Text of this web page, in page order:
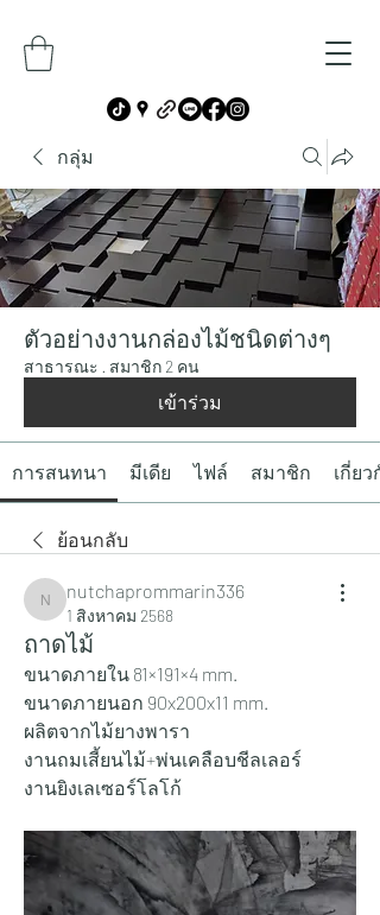
กลุ่ม
ตัวอย่างงานกล่องไม้ชนิดต่างๆ
สาธารณะ · สมาชิก 2 คน
เข้าร่วม
การสนทนา มีเดีย ไฟล์ สมาชิก เกี่ยว
ย้อนกลับ
nutchaprommarin336
nutchaprommarin336
1 สิงหาคม 2568
ถาดไม้
ขนาดภายใน 81×191×4 mm.
ขนาดภายนอก 90x200x11 mm.
ผลิตจากไม้ยางพารา
งานถมเสี้ยนไม้+พ่นเคลือบชีลเลอร์
งานยิงเลเซอร์โลโก้